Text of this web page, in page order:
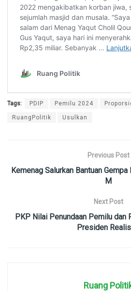
Tags: PDIP Pemilu 2024
RuangPolitik Usulkan
Previous Post
Kemenag Salurkan Bantuan
M
Next Post
PKP Nilai Penundaan Pemilu dan
Presiden
Ruang